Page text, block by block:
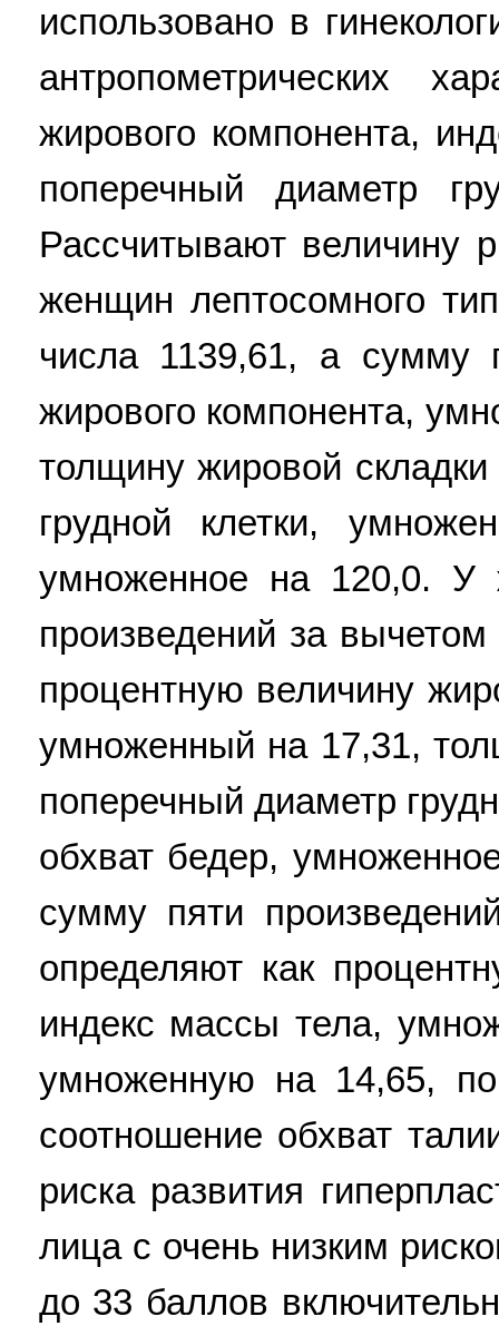
использовано в
антропометрических
жирового компонента,
поперечный диаметр
Рассчитывают величину
женщин лептосомного
числа 1139,61, а сумму
жирового компонента,
толщину жировой
грудной клетки,
умноженное на 120,0. У
произведений за
процентную величину
умноженный на 17,31,
поперечный диаметр
обхват бедер,
сумму пяти
определяют как
индекс массы тела,
умноженную на 14,65,
соотношение обхват
риска развития
лица с очень низким
до 33 баллов